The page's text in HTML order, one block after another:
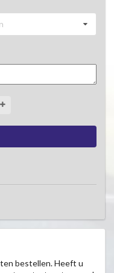
bestellen. Heeft u